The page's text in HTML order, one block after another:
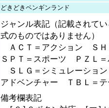
どきどきペンギンランド
ジャンル表記（記載されて
式のものではありません）
ＡＣＴ＝アクション Ｓ
ＳＰＴ＝スポーツ ＰＺＬ＝
ＳＬＧ＝シミュレーショ
アドベンチャー ＴＢＬ＝テ
備考欄表記